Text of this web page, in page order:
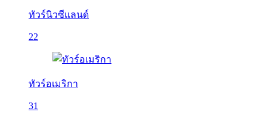
ทัวร์นิวซีแลนด์
22
ทัวร์อเมริกา
31